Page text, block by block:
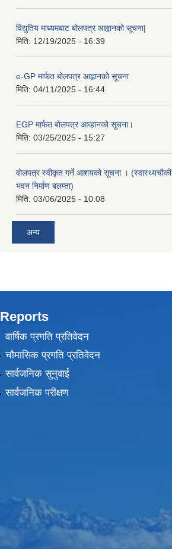
विद्युतिय माध्यमबाट बोलपत्र आह्वानको सूचना|
मिति: 12/19/2025 - 16:39
e-GP मार्फत बोलपत्र आह्वानको सूचना
मिति: 04/11/2025 - 16:44
EGP मार्फत बोलपत्र आव्हानको सूचना।
मिति: 03/25/2025 - 15:27
वोलपत्र स्वीकृत गर्ने आशयको सूचना । (स्वास्थ्यचौकी
भवन निर्माण बलम्ता)
मिति: 03/06/2025 - 10:08
अन्य
Reports
वार्षिक प्रगति प्रतिवेदन
चौमासिक प्रगति प्रतिवेदन
सार्वजनिक सुनुवाई
सार्वजनिक परीक्षण